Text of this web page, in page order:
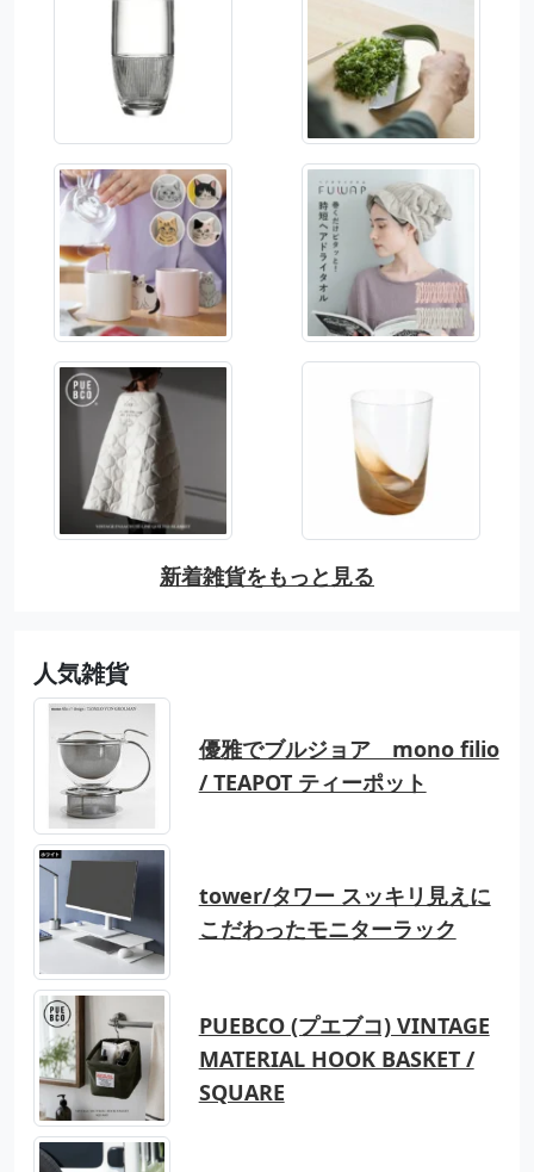
新着雑貨をもっと見る
人気雑貨
優雅でブルジョア mono filio
/ TEAPOT ティーポット
tower/タワー スッキリ見えに
こだわったモニターラック
PUEBCO (プエブコ) VINTAGE
MATERIAL HOOK BASKET /
SQUARE